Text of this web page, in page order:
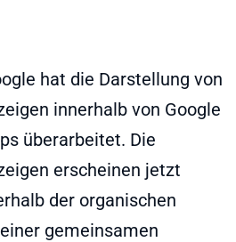
hat die Darstellung von
innerhalb von Google
überarbeitet. Die
erscheinen jetzt
der organischen
gemeinsamen